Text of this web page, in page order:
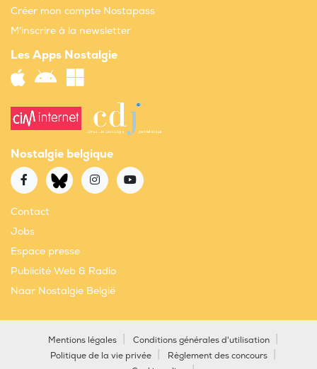
Créer mon compte Nostapass
M'inscrire à la newsletter
Les Apps Nostalgie
Nostalgie belgique
Contact
Jobs
Espace presse
Publicité Web & Radio
Naar Nostalgie België
Mentions légales
Conditions générales d'utilisation
Politique de la vie privée
Règlement des concours